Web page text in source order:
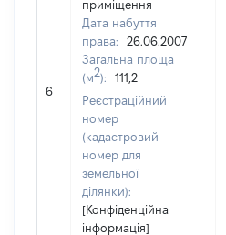
6
приміщення
Дата набуття
права:
26.06.2007
Загальна площа
(м2):
111,2
Реєстраційний
номер
(кадастровий
номер для
земельної
ділянки):
[Конфіденційна
інформація]